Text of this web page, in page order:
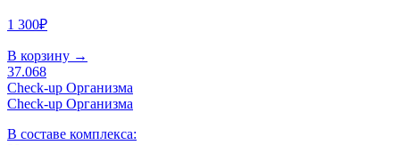
1 300₽
В корзину →
37.068
Check-up Организма
Check-up Организма
В составе комплекса: